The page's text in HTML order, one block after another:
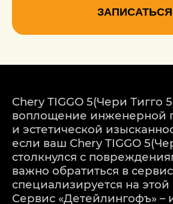
ЗАПИСАТЬСЯ
Chery TIGGO 5(Чери Тигго
воплощение инженерной
и эстетической
если ваш Chery TIGGO
столкнулся с
важно обратиться в
специализируется на
Сервис «Детейлингофъ» –